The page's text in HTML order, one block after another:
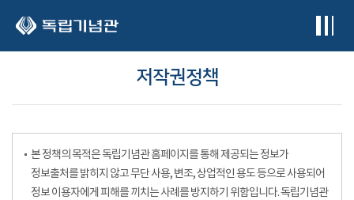
저작권정책
본 정책의 목적은 독립기념관 홈페이지를 통해 제공되는 정보가
정보출처를 밝히지 않고 무단 사용, 변조, 상업적인 용도 등으로 사용되어
정보 이용자에게 피해를 끼치는 사례를 방지하기 위함입니다. 독립기념관